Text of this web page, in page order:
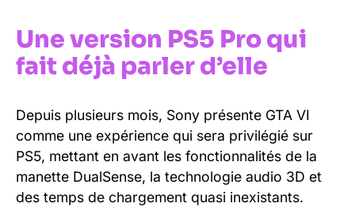
Une version PS5 Pro qui
fait déjà parler d’elle
Depuis plusieurs mois, Sony présente GTA VI
comme une expérience qui sera privilégié sur
PS5, mettant en avant les fonctionnalités de la
manette DualSense, la technologie audio 3D et
des temps de chargement quasi inexistants.